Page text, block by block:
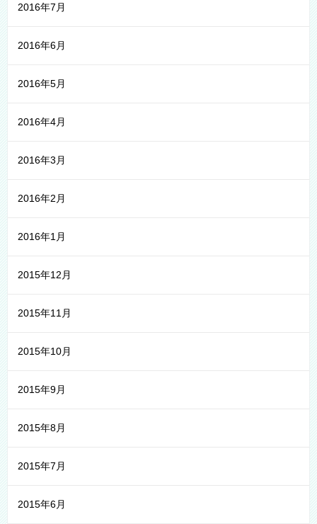
2016年7月
2016年6月
2016年5月
2016年4月
2016年3月
2016年2月
2016年1月
2015年12月
2015年11月
2015年10月
2015年9月
2015年8月
2015年7月
2015年6月